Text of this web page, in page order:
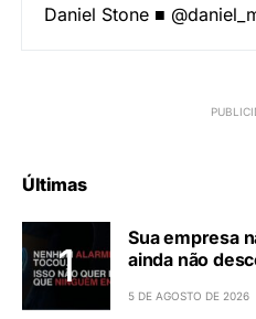
Daniel Stone ■
Últimas
Sua empresa
ainda não
5 DE AGOSTO DE 2026